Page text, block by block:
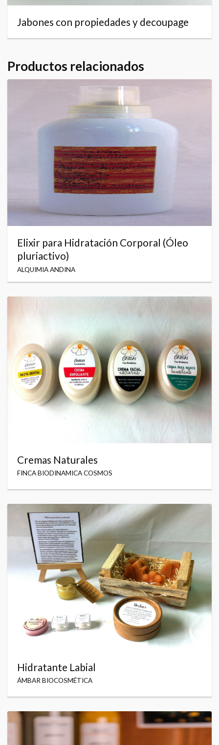
Jabones con propiedades y decoupage
Productos relacionados
Elixir para Hidratación Corporal (Óleo
pluriactivo)
ALQUIMIA ANDINA
Cremas Naturales
FINCA BIODINAMICA COSMOS
Hidratante Labial
ÁMBAR BIOCOSMÉTICA